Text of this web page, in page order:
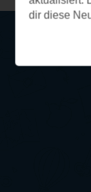
dir diese